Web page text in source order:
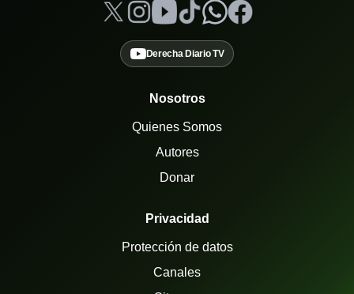
Derecha Diario TV
Nosotros
Quienes Somos
Autores
Donar
Privacidad
Protección de datos
Canales